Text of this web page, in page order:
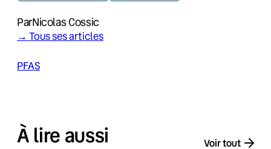
ParNicolas Cossic
→ Tous ses articles
PFAS
À lire aussi Voir tout